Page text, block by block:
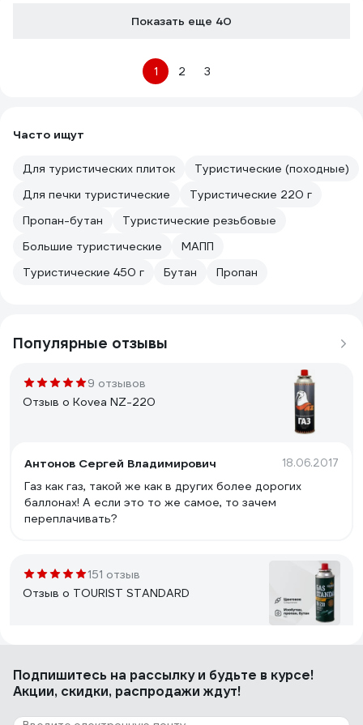
Показать еще 40
1 2 3
Часто ищут
Для туристических плиток
Туристические (походные)
Для печки туристические
Туристические 220 г
Пропан-бутан
Туристические резьбовые
Большие туристические
МАПП
Туристические 450 г
Бутан Пропан
Популярные отзывы
9 отзывов
Отзыв о Kovea NZ-220
Антонов Сергей Владимирович 18.06.2017
Газ как газ, такой же как в других более дорогих
баллонах! А если это то же самое, то зачем
переплачивать?
151 отзыв
Отзыв о TOURIST STANDARD
Цена, объём.
Подпишитесь на рассылкуи будьте в курсе!
Акции, скидки, распродажи ждут!